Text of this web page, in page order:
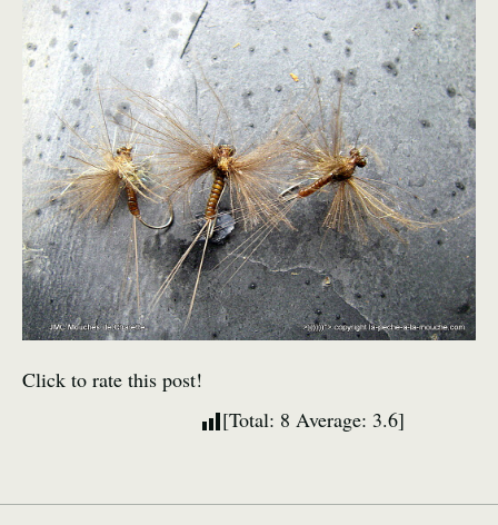
Click to rate this post!
[Total: 8 Average: 3.6]